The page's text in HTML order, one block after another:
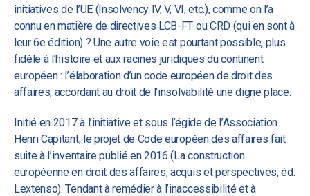
initiatives de l’UE (Insolvency IV, V, VI, etc.), comme on l’a
connu en matière de directives LCB-FT ou CRD (qui en sont à
leur 6e édition) ? Une autre voie est pourtant possible, plus
fidèle à l’histoire et aux racines juridiques du continent
européen : l’élaboration d’un code européen de droit des
affaires, accordant au droit de l’insolvabilité une digne place.
Initié en 2017 à l’initiative et sous l’égide de l’Association
Henri Capitant, le projet de Code européen des affaires fait
suite à l’inventaire publié en 2016 (La construction
européenne en droit des affaires, acquis et perspectives, éd.
Lextenso). Tendant à remédier à l’inaccessibilité et à